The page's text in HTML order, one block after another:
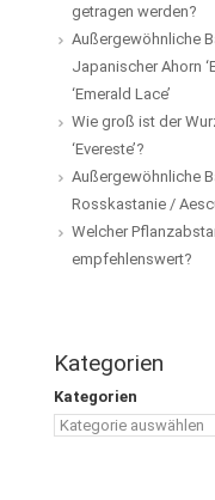
getragen werden?
Außergewöhnliche
Japanischer Ahorn
‘Emerald Lace’
Wie groß ist der
‘Evereste’?
Außergewöhnliche
Rosskastanie /
Welcher
empfehlenswert?
Kategorien
Kategorien